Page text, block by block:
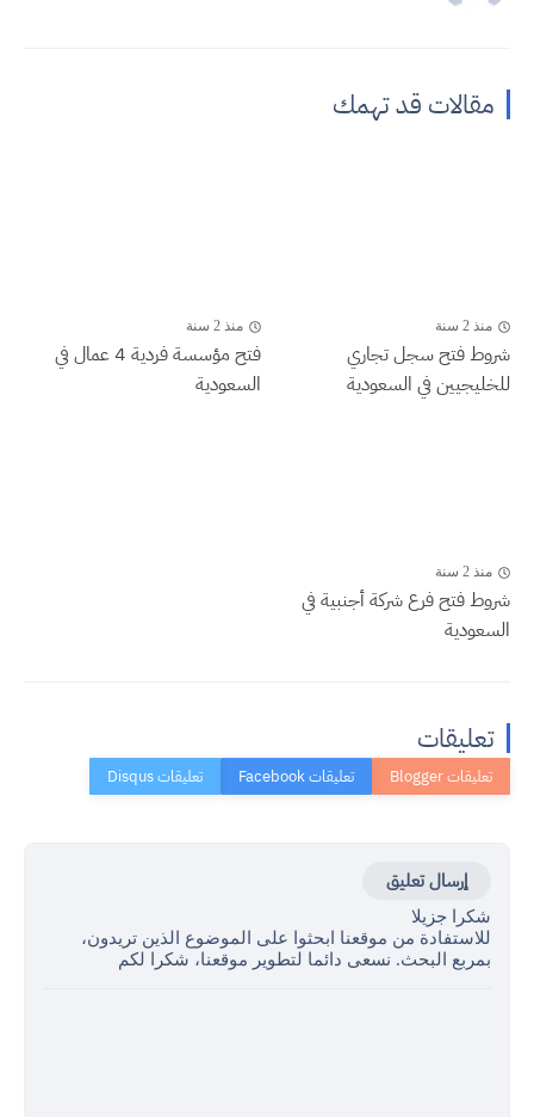
مقالات قد تهمك
منذ 2 سنة
شروط فتح سجل تجاري
للخليجيين في السعودية
منذ 2 سنة
فتح مؤسسة فردية 4 عمال في
السعودية
منذ 2 سنة
شروط فتح فرع شركة أجنبية في
السعودية
تعليقات
إرسال تعليق
شكرا جزيلا
للاستفادة من موقعنا ابحثوا على الموضوع الذين تريدون،
بمربع البحث. نسعى دائما لتطوير موقعنا، شكرا لكم